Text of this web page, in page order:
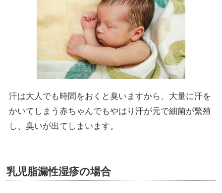
汗は大人でも時間をおくと臭いますから、大量に汗を
かいてしまう赤ちゃんでもやはり汗が元で細菌が繁殖
し、臭いが出てしまいます。
乳児脂漏性湿疹の場合